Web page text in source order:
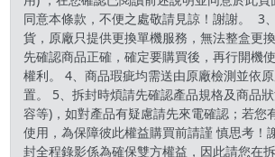
同意本條款，不便之處敬請見諒！謝謝。 3
貨，原廠只提供更換單機服務，無法整盒更
先確認商品正確，確定要購買後，再行開機
權利。 4、商品瑕疵均需送由原廠檢測並依
置。 5、拆封時煩請先確認產品規格及商品
容等)，如對產品有疑慮請先來電確認；若您
使用，為保障彼此權益購買前請謹 慎思考！
封全程錄影係為確保雙方權益，因此請您在